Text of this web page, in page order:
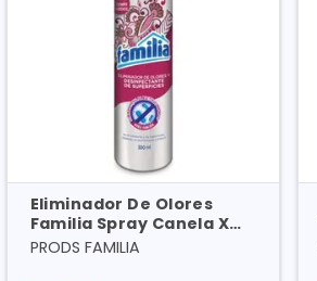
Eliminador De Olores
Familia Spray Canela X
300 Ml
PRODS FAMILIA